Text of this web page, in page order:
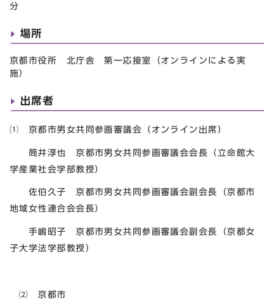
分
場所
京都市役所 北庁舎 第一応接室（オンラインによる実
施）
出席者
⑴ 京都市男女共同参画審議会（オンライン出席）
筒井淳也 京都市男女共同参画審議会会長（立命館大
学産業社会学部教授）
佐伯久子 京都市男女共同参画審議会副会長（京都市
地域女性連合会会長）
手嶋昭子 京都市男女共同参画審議会副会長（京都女
子大学法学部教授）
⑵ 京都市